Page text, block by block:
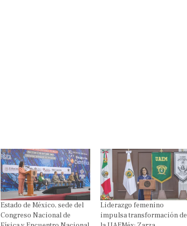
Estado de México, sede del
Congreso Nacional de
Liderazgo femenino
impulsa transformación de